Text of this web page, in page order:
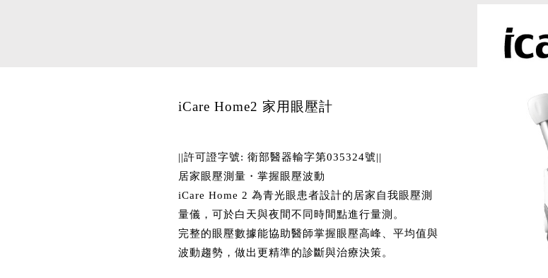
iCare Home2 家用眼壓計
||許可證字號: 衛部醫器輸字第035324號||
居家眼壓測量・掌握眼壓波動
iCare Home 2 為青光眼患者設計的居家自我眼壓測
量儀，可於白天與夜間不同時間點進行量測。
完整的眼壓數據能協助醫師掌握眼壓高峰、平均值與
波動趨勢，做出更精準的診斷與治療決策。